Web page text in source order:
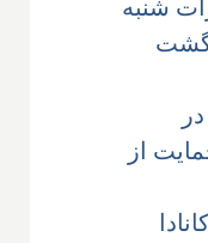
شنبه
گشت
از